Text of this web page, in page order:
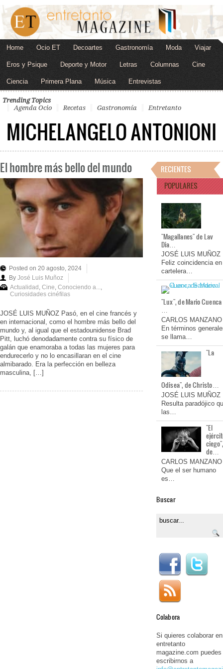
Home Ocio ET Decoartes Gastronomía Moda Viajar
Eros y Psique Deporte y Motor Letras Columnas Cine
Ciencia Primera Plana Música Entrevistas
Trending Topics
Agenda Ocio
Recetas Gastronomía Entretanto
MICHELANGELO ANTONIONI
El hombre más bello del mundo
Posted on 20 agosto, 2024
By José Luis Muñoz
Actualidad, Cine, Conociendo a...,
Curiosidades cinéfilas
JOSÉ LUIS MUÑOZ Pasó, en el cine francés y
en internacional, como el hombre más bello del
mundo y, al igual que el estadounidense Brad
Pitt, luchó denodadamente contra su físico de
galán que enamoraba a todas las mujeres para
endurecerlo y no lo encasillaran en el cine
almibarado. Era la perfección en belleza
masculina, […]
RECIENTES
POPULARES
"Magallanes" de Lav
Dia…
JOSÉ LUIS MUÑOZ
Feliz coincidencia en
cartelera…
"Lux", de Mario Cuenca
…
CARLOS MANZANO
En términos
se llama…
"La
Odisea", de Christo…
JOSÉ LUIS MUÑOZ
Resulta paradójico
las…
"El
de…
CARLOS MANZANO
Que el ser humano
es…
Buscar
Colabora
Si quieres colaborar en
entretanto
magazine.com puedes
escribirnos a